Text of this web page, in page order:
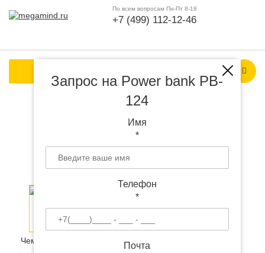
По всем вопросам Пн-Пт 8-18
+7 (499) 112-12-46
Power bank PB-124 с
логотипом
Чем больше тираж, тем ниже цена за штуку:
Запрос на Power bank PB-
124
Имя
*
Телефон
*
Почта